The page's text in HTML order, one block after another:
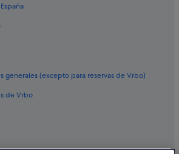
generales (excepto para reservas de Vrbo)
de Vrbo